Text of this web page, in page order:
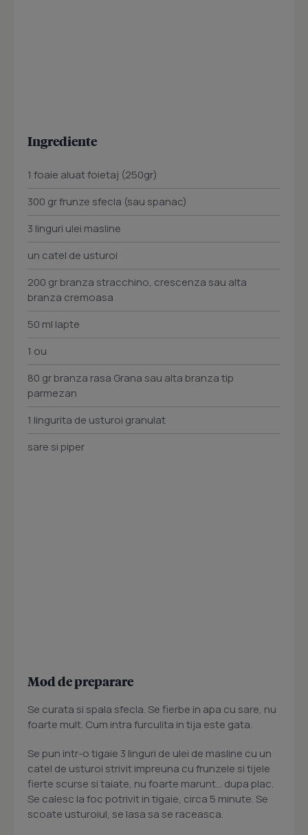
Ingrediente
1 foaie aluat foietaj (250gr)
300 gr frunze sfecla (sau spanac)
3 linguri ulei masline
un catel de usturoi
200 gr branza stracchino, crescenza sau alta
branza cremoasa
50 ml lapte
1 ou
80 gr branza rasa Grana sau alta branza tip
parmezan
1 lingurita de usturoi granulat
sare si piper
Mod de preparare
Se curata si spala sfecla. Se fierbe in apa cu sare, nu
foarte mult. Cum intra furculita in tija este gata.
Se pun intr-o tigaie 3 linguri de ulei de masline cu un
catel de usturoi strivit impreuna cu frunzele si tijele
fierte scurse si taiate, nu foarte marunt... dupa plac.
Se calesc la foc potrivit in tigaie, circa 5 minute. Se
scoate usturoiul, se lasa sa se raceasca.